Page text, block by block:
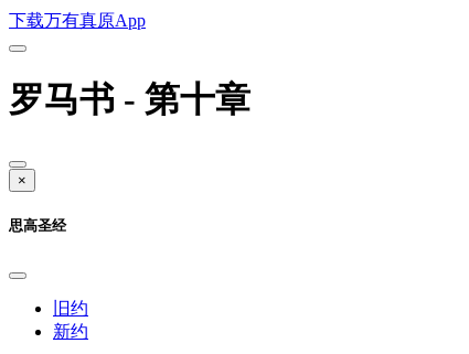
下载万有真原App
罗马书 - 第十章
×
思高圣经
旧约
新约